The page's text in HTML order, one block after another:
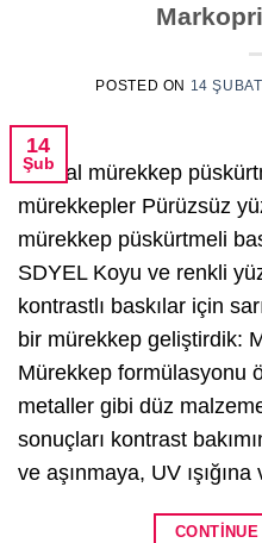
POSTED ON 14
14
Şub
Termal mürekkep
mürekkepler Pürüzsüz
mürekkep püskürtmeli
SDYEL Koyu ve renkli
kontrastlı baskılar için
bir mürekkep geliştirdik:
Mürekkep formülasyonu
metaller gibi düz
sonuçları kontrast
ve aşınmaya, UV